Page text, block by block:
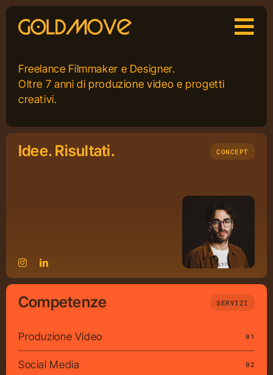
Skip
content
Freelance Filmmaker e Designer.
Oltre 7 anni di produzione video e progetti
creativi.
Idee. Risultati. CONCEPT
Competenze SERVIZI
Produzione Video 01
Social Media 02